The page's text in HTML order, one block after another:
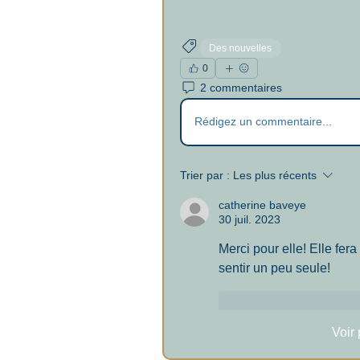
Des nouvelles
0
2 commentaires
Rédigez un commentaire...
Trier par : Les plus récents
catherine baveye
30 juil. 2023
Merci pour elle! Elle
sentir un peu seule!
Voir